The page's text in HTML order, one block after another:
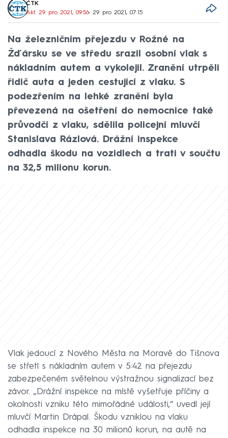
ČTK
Akt. 29. pro 2021, 09:56• 29. pro 2021, 07:15
Na železničním přejezdu v Rožné na
Žďársku se ve středu srazil osobní vlak s
nákladním autem a vykolejil. Zranění utrpěli
řidič auta a jeden cestující z vlaku. S
podezřením na lehké zranění byla
převezená na ošetření do nemocnice také
průvodčí z vlaku, sdělila policejní mluvčí
Stanislava Rázlová. Drážní inspekce
odhadla škodu na vozidlech a trati v součtu
na 32,5 milionu korun.
Vlak jedoucí z Nového Města na Moravě do Tišnova
se střetl s nákladním autem v 5:42 na přejezdu
zabezpečeném světelnou výstražnou signalizací bez
závor. „Drážní inspekce na místě vyšetřuje příčiny a
okolnosti vzniku této mimořádné události,“ uvedl její
mluvčí Martin Drápal. Škodu vzniklou na vlaku
odhadla inspekce na 30 milionů korun, na autě na